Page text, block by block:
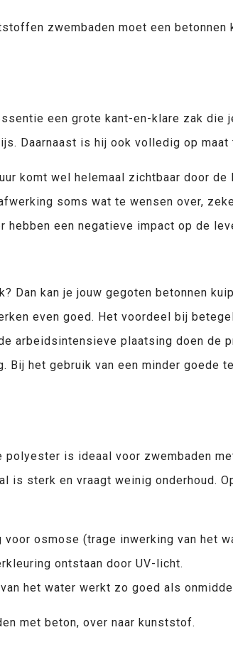
zwembaden moet een betonnen
een grote kant-en-klare zak
Daarnaast is hij ook volledig op maat
komt wel helemaal zichtbaar door
soms wat te wensen over,
hebben een negatieve impact op de
Dan kan je jouw gegoten betonnen
even goed. Het voordeel bij
arbeidsintensieve plaatsing doen de
Bij het gebruik van een minder
polyester is ideaal voor zwembaden
is sterk en vraagt weinig onderhoud.
osmose (trage inwerking van het
ontstaan door UV-licht.
het water werkt zo goed als
met beton, over naar kunststof.